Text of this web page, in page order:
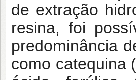
de extração
resina, foi
predominância
como catequina